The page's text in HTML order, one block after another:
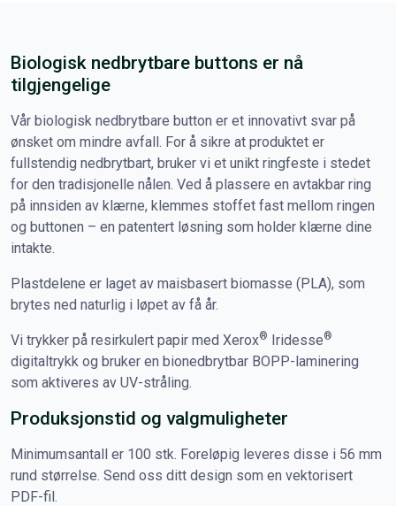
Biologisk nedbrytbare buttons er nå
tilgjengelige
Vår biologisk nedbrytbare button er et innovativt svar på
ønsket om mindre avfall. For å sikre at produktet er
fullstendig nedbrytbart, bruker vi et unikt ringfeste i stedet
for den tradisjonelle nålen. Ved å plassere en avtakbar ring
på innsiden av klærne, klemmes stoffet fast mellom ringen
og buttonen – en patentert løsning som holder klærne dine
intakte.
Plastdelene er laget av maisbasert biomasse (PLA), som
brytes ned naturlig i løpet av få år.
Vi trykker på resirkulert papir med Xerox® Iridesse®
digitaltrykk og bruker en bionedbrytbar BOPP-laminering
som aktiveres av UV-stråling.
Produksjonstid og valgmuligheter
Minimumsantall er 100 stk. Foreløpig leveres disse i 56 mm
rund størrelse. Send oss ditt design som en vektorisert
PDF-fil.